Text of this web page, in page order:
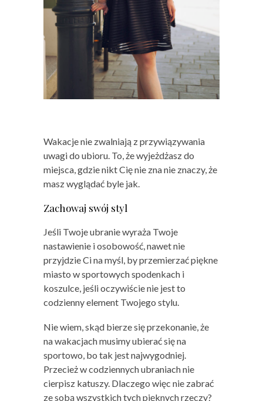
Wakacje nie zwalniają z przywiązywania
uwagi do ubioru. To, że wyjeżdżasz do
miejsca, gdzie nikt Cię nie zna nie znaczy, że
masz wyglądać byle jak.
Zachowaj swój styl
Jeśli Twoje ubranie wyraża Twoje
nastawienie i osobowość, nawet nie
przyjdzie Ci na myśl, by przemierzać piękne
miasto w sportowych spodenkach i
koszulce, jeśli oczywiście nie jest to
codzienny element Twojego stylu.
Nie wiem, skąd bierze się przekonanie, że
na wakacjach musimy ubierać się na
sportowo, bo tak jest najwygodniej.
Przecież w codziennych ubraniach nie
cierpisz katuszy. Dlaczego więc nie zabrać
ze sobą wszystkich tych pięknych rzeczy?